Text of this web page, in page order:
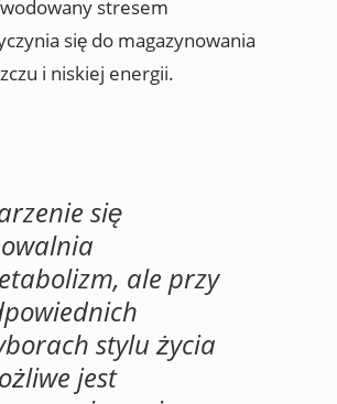
stresem
się do magazynowania
i niskiej energii.
się
ale przy
stylu życia
jest